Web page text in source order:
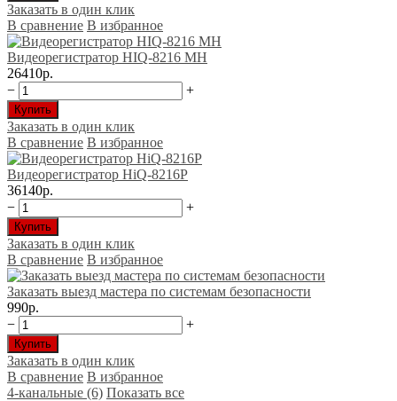
Заказать в один клик
В сравнение В избранное
Видеорегистратор HIQ-8216 МН
26410р.
−
+
Купить
Заказать в один клик
В сравнение В избранное
Видеорегистратор HiQ-8216P
36140р.
−
+
Купить
Заказать в один клик
В сравнение В избранное
Заказать выезд мастера по системам безопасности
990р.
−
+
Купить
Заказать в один клик
В сравнение В избранное
4-канальные (6) Показать все